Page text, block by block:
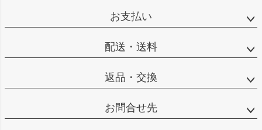
お支払い
配送・送料
返品・交換
お問合せ先